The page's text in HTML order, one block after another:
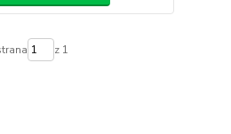
z 1